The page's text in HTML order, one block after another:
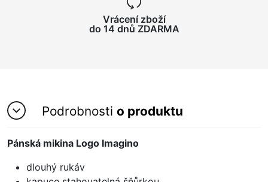
Vrácení zboží
do 14 dnů ZDARMA
Podrobnosti o produktu
Pánská mikina Logo Imagino
dlouhý rukáv